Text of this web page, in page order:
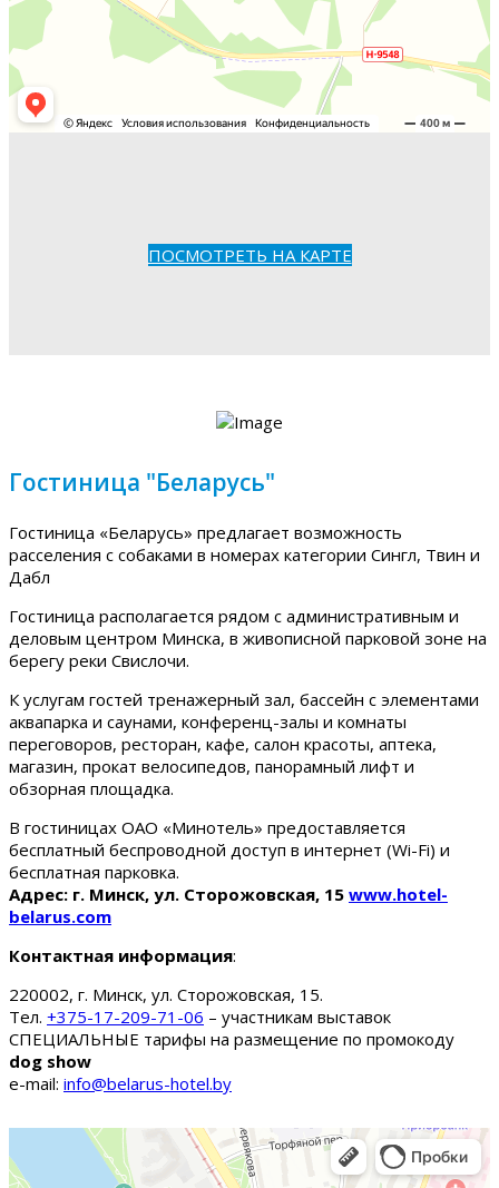
ПОСМОТРЕТЬ НА КАРТЕ
Гостиница "Беларусь"
Гостиница «Беларусь» предлагает возможность
расселения с собаками в номерах категории Сингл, Твин и
Дабл
Гостиница располагается рядом с административным и
деловым центром Минска, в живописной парковой зоне на
берегу реки Свислочи.
К услугам гостей тренажерный зал, бассейн с элементами
аквапарка и саунами, конференц-залы и комнаты
переговоров, ресторан, кафе, салон красоты, аптека,
магазин, прокат велосипедов, панорамный лифт и
обзорная площадка.
В гостиницах ОАО «Минотель» предоставляется
бесплатный беспроводной доступ в интернет (Wi-Fi) и
бесплатная парковка.
Адрес: г. Минск, ул. Сторожовская, 15 www.hotel-
belarus.com
Контактная информация:
220002, г. Минск, ул. Сторожовская, 15.
Тел. +375-17-209-71-06 – участникам выставок
СПЕЦИАЛЬНЫЕ тарифы на размещение по промокоду
dog show
e-mail: info@belarus-hotel.by